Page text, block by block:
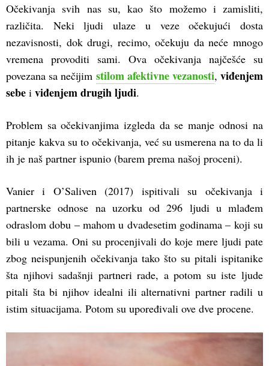
Očekivanja svih nas su, kao što možemo i zamisliti,
različita. Neki ljudi ulaze u veze očekujući dosta
nezavisnosti, dok drugi, recimo, očekuju da neće mnogo
vremena provoditi sami. Ova očekivanja najčešće su
povezana sa nečijim stilom afektivne vezanosti,viđenjem
sebe i viđenjem drugih ljudi.
Problem sa očekivanjima izgleda da se manje odnosi na
pitanje kakva su to očekivanja, već su usmerena na to da li
ih je naš partner ispunio (barem prema našoj proceni).
Vanier i O’Saliven (2017) ispitivali su očekivanja i
partnerske odnose na uzorku od 296 ljudi u mlađem
odraslom dobu – mahom u dvadesetim godinama – koji su
bili u vezama. Oni su procenjivali do koje mere ljudi pate
zbog neispunjenih očekivanja tako što su pitali ispitanike
šta njihovi sadašnji partneri rade, a potom su iste ljude
pitali šta bi njihov idealni ili alternativni partner radili u
istim situacijama. Potom su upoređivali ove dve procene.